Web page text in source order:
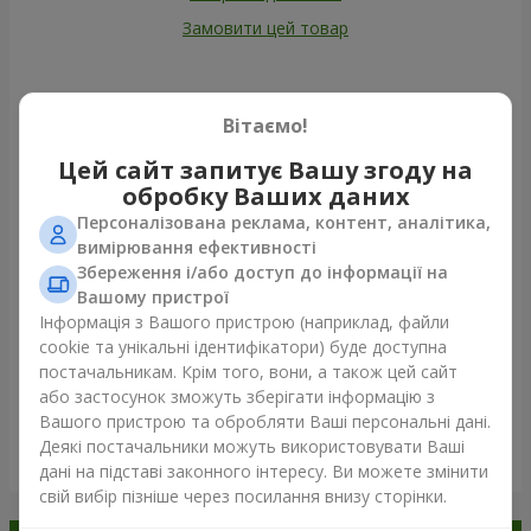
Замовити цей товар
Наші клієнти
Переглянути все
Вітаємо!
Цей сайт запитує Вашу згоду на
обробку Ваших даних
Персоналізована реклама, контент, аналітика,
вимірювання ефективності
Збереження і/або доступ до інформації на
Вашому пристрої
Інформація з Вашого пристрою (наприклад, файли
cookie та унікальні ідентифікатори) буде доступна
постачальникам. Крім того, вони, а також цей сайт
або застосунок зможуть зберігати інформацію з
Вашого пристрою та обробляти Ваші персональні дані.
Деякі постачальники можуть використовувати Ваші
дані на підставі законного інтересу. Ви можете змінити
свій вибір пізніше через посилання внизу сторінки.